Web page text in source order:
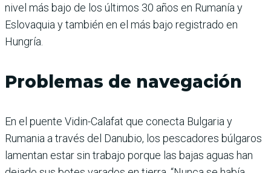
nivel más bajo de los últimos 30 años en Rumanía y
Eslovaquia y también en el más bajo registrado en
Hungría.
Problemas de navegación
En el puente Vidin-Calafat que conecta Bulgaria y
Rumania a través del Danubio, los pescadores búlgaros
lamentan estar sin trabajo porque las bajas aguas han